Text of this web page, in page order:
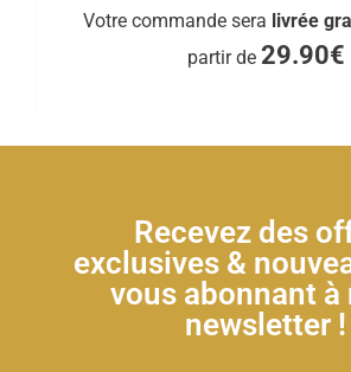
Votre commande sera livrée
partir de 29.90€
Recevez des
exclusives &
vous abonnant à
newsletter !